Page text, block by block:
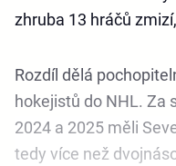
zhruba 13 hráčů
Rozdíl dělá
hokejistů do NHL. Za
2024 a 2025 měli
tedy více než